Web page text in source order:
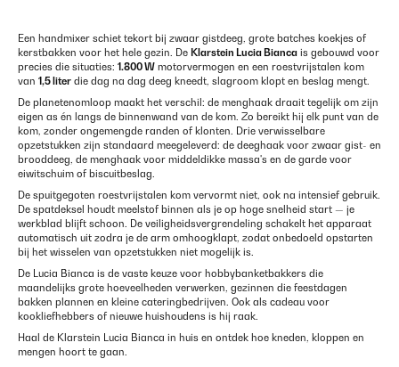
Een handmixer schiet tekort bij zwaar gistdeeg, grote batches koekjes of
kerstbakken voor het hele gezin. De Klarstein Lucia Bianca is gebouwd voor
precies die situaties: 1.800 W motorvermogen en een roestvrijstalen kom
van 1,5 liter die dag na dag deeg kneedt, slagroom klopt en beslag mengt.
De planetenomloop maakt het verschil: de menghaak draait tegelijk om zijn
eigen as én langs de binnenwand van de kom. Zo bereikt hij elk punt van de
kom, zonder ongemengde randen of klonten. Drie verwisselbare
opzetstukken zijn standaard meegeleverd: de deeghaak voor zwaar gist- en
brooddeeg, de menghaak voor middeldikke massa's en de garde voor
eiwitschuim of biscuitbeslag.
De spuitgegoten roestvrijstalen kom vervormt niet, ook na intensief gebruik.
De spatdeksel houdt meelstof binnen als je op hoge snelheid start — je
werkblad blijft schoon. De veiligheidsvergrendeling schakelt het apparaat
automatisch uit zodra je de arm omhoogklapt, zodat onbedoeld opstarten
bij het wisselen van opzetstukken niet mogelijk is.
De Lucia Bianca is de vaste keuze voor hobbybanketbakkers die
maandelijks grote hoeveelheden verwerken, gezinnen die feestdagen
bakken plannen en kleine cateringbedrijven. Ook als cadeau voor
kookliefhebbers of nieuwe huishoudens is hij raak.
Haal de Klarstein Lucia Bianca in huis en ontdek hoe kneden, kloppen en
mengen hoort te gaan.